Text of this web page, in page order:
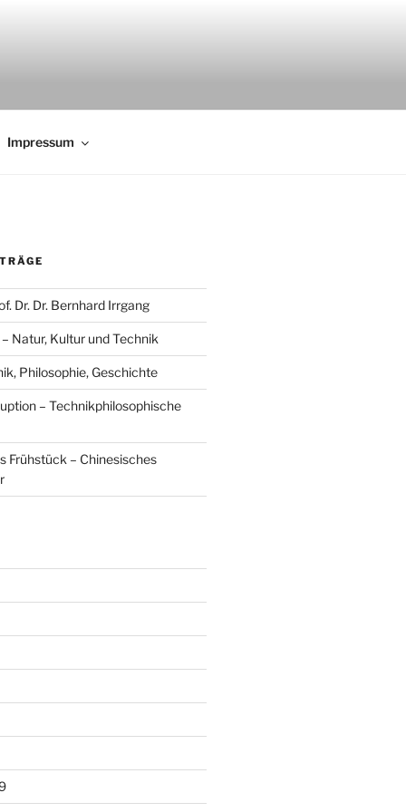
Impressum
Dr. Dr. Bernhard Irrgang
Natur, Kultur und Technik
Philosophie, Geschichte
– Technikphilosophische
Frühstück – Chinesisches